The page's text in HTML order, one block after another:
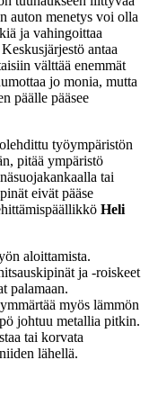
auton menetys voi olla
ja vahingoittaa
antaa
välttää enemmät
jo monia, mutta
päälle pääsee
työympäristön
pitää ympäristö
tai
eivät pääse
Heli
aloittamista.
ja -roiskeet
palamaan.
myös lämmön
johtuu metallia pitkin.
tai korvata
lähellä.